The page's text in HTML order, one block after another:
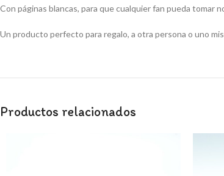
Con páginas blancas, para que cualquier fan pueda tomar
Un producto perfecto para regalo, a otra persona o uno
Productos relacionados